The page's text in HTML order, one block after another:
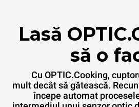
Lasă
să o
Cu OPTIC.Cooking,
mult decât să gătească.
începe automat